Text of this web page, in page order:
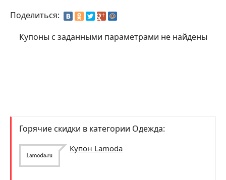
Поделиться:
Купоны с заданными параметрами не найдены
Горячие скидки в категории Одежда:
Купон Lamoda